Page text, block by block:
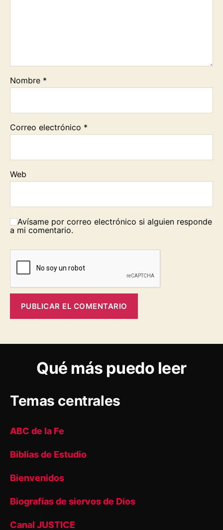
Nombre *
Correo electrónico *
Web
Avísame por correo electrónico si alguien responde
a mi comentario.
Qué más puedo leer
Temas centrales
ABC de la Fe
Biblias de Estudio
Bienvenidos
Biografías de siervos de Dios
Canal JUSTICE